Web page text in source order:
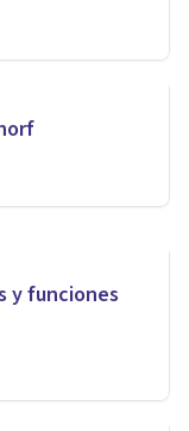
¿qué
y funciones